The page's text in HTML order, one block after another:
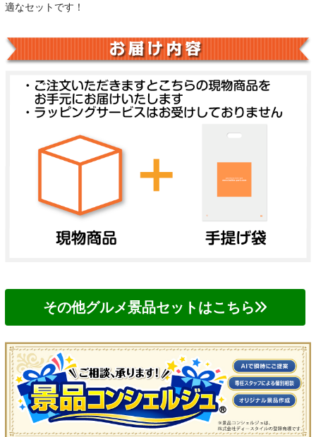
適なセットです！
その他グルメ景品セットはこちら